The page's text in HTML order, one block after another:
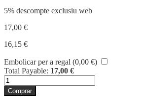
5% descompte exclusiu web
17,00 €
16,15 €
Embolicar per a regal (0,00 €)
Total Payable: 17,00 €
quantitat
de
EL
Comprar